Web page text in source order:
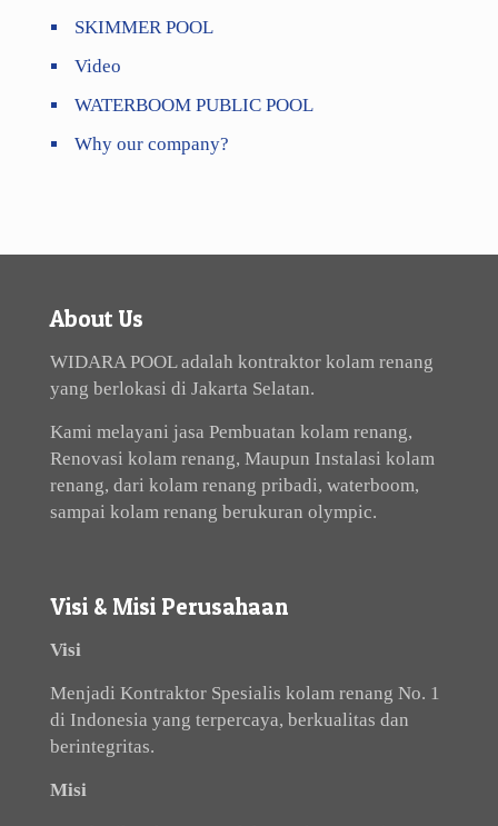
SKIMMER POOL
Video
WATERBOOM PUBLIC POOL
Why our company?
About Us
WIDARA POOL adalah kontraktor kolam renang
yang berlokasi di Jakarta Selatan.
Kami melayani jasa Pembuatan kolam renang,
Renovasi kolam renang, Maupun Instalasi kolam
renang, dari kolam renang pribadi, waterboom,
sampai kolam renang berukuran olympic.
Visi & Misi Perusahaan
Visi
Menjadi Kontraktor Spesialis kolam renang No. 1
di Indonesia yang terpercaya, berkualitas dan
berintegritas.
Misi